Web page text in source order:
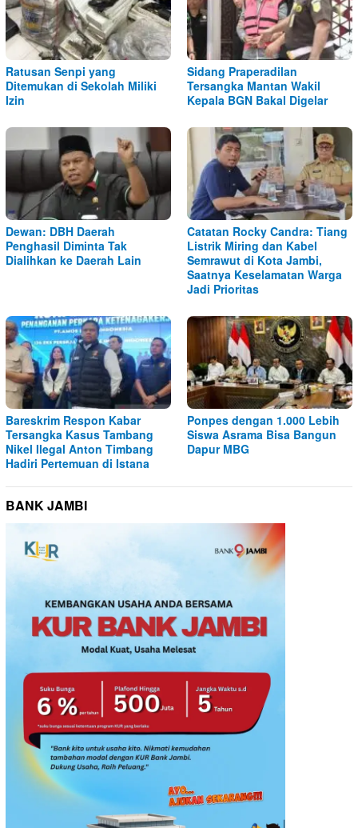
Ratusan Senpi yang
Ditemukan di Sekolah Miliki
Izin
Sidang Praperadilan
Tersangka Mantan Wakil
Kepala BGN Bakal Digelar
Dewan: DBH Daerah
Penghasil Diminta Tak
Dialihkan ke Daerah Lain
Catatan Rocky Candra: Tiang
Listrik Miring dan Kabel
Semrawut di Kota Jambi,
Saatnya Keselamatan Warga
Jadi Prioritas
Bareskrim Respon Kabar
Tersangka Kasus Tambang
Nikel Ilegal Anton Timbang
Hadiri Pertemuan di Istana
Ponpes dengan 1.000 Lebih
Siswa Asrama Bisa Bangun
Dapur MBG
BANK JAMBI